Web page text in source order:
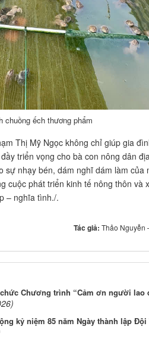
chuồng ếch thương phẩm
Thị Mỹ Ngọc không chỉ giúp gia
triển vọng cho bà con nông dân
nhạy bén, dám nghĩ dám làm của
cuộc phát triển kinh tế nông thôn và
– nghĩa tình./.
Tác giả: Thảo Nguyễn
Chương trình “Cảm ơn người lao
kỷ niệm 85 năm Ngày thành lập Đội